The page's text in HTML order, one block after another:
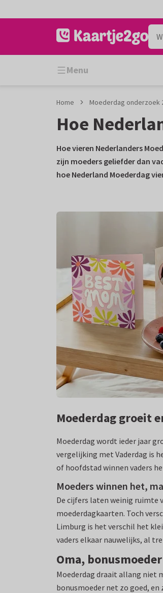
naar
naar
Menu
Home Moederdag onderzoek
Hoe
Hoe vieren Nederlanders
zijn moeders geliefder dan
hoe Nederland Moederdag
Moederdag groeit
Moederdag wordt ieder jaar
vergelijking met Vaderdag is
of hoofdstad winnen vaders
Moeders winnen het,
De cijfers laten weinig ruimte
moederdagkaarten. Toch
Limburg is het verschil het
vaders elkaar nauwelijks, al
Oma,
Moederdag draait allang niet
bonusmoeder net zo goed,